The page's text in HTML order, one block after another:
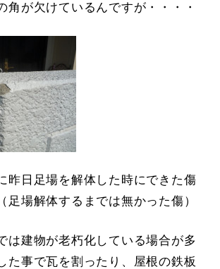
角が欠けているんですが・・・・
昨日足場を解体した時にできた傷
足場解体するまでは無かった傷）
は建物が老朽化している場合が多
た事で瓦を割ったり、屋根の鉄板